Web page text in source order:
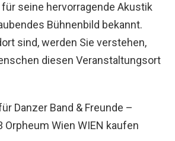
seine hervorragende Akustik
Bühnenbild bekannt.
sind, werden Sie verstehen,
diesen Veranstaltungsort
Danzer Band & Freunde –
Orpheum Wien WIEN kaufen